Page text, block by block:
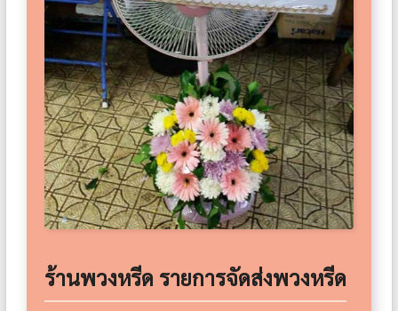
ร้านพวงหรีด รายการจัดส่งพวงหรีด